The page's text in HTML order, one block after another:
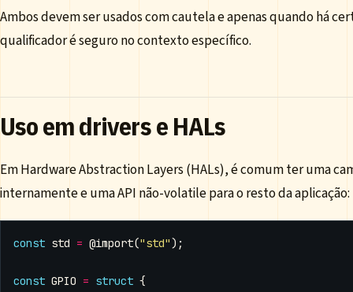
Ambos devem ser usados com cautela e apenas quando há
qualificador é seguro no contexto específico.
Uso em drivers e HALs
Em Hardware Abstraction Layers (HALs), é comum ter uma
internamente e uma API não-volatile para o resto da aplicação:
const std = @import("std" );
const GPIO = struct {